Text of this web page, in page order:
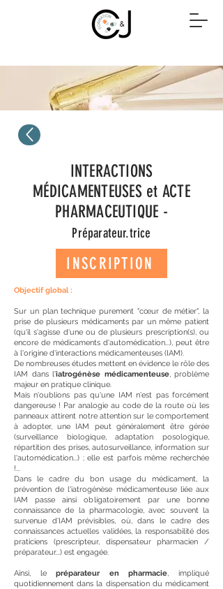
INTERACTIONS
MÉDICAMENTEUSES et ACTE
PHARMACEUTIQUE -
Préparateur.trice
INSCRIPTION
Objectif global :
Sur un plan technique purement "cœur de métier", la
prise de plusieurs médicaments par un même patient
(qu'il s'agisse d'une ou de plusieurs prescription(s), ou
encore de médicaments d'automédication...), peut être
à l'origine d'interactions médicamenteuses (IAM).
De nombreuses études mettent en évidence le rôle des
IAM dans l'iatrogénèse médicamenteuse, problème
majeur en pratique clinique.
Mais n'oublions pas qu'une IAM n'est pas forcément
dangereuse ! Par analogie au code de la route où les
panneaux attirent notre attention sur le comportement
à adopter, une IAM peut généralement être gérée
(surveillance biologique, adaptation posologique,
répartition des prises, autosurveillance, information sur
l'automédication...) ; elle est parfois même recherchée
!...
Dans le cadre du bon usage du médicament, la
prévention de l'iatrogénèse médicamenteuse liée aux
IAM passe ainsi obligatoirement par une bonne
connaissance de la pharmacologie, avec souvent la
survenue d'IAM prévisibles, où, dans le cadre des
connaissances actuelles validées, la responsabilité des
praticiens (prescripteur, dispensateur pharmacien /
préparateur...) est engagée.
Ainsi, lepréparateur en pharmacie, impliqué
quotidiennement dans la dispensation du médicament